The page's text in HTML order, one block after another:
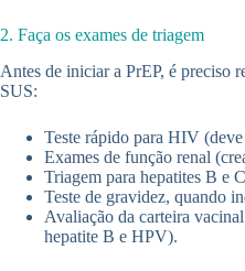
2. Faça os exames de triagem
Antes de iniciar a PrEP, é preciso
SUS:
Teste rápido para HIV
Exames de função renal
Triagem para hepatites B e
Teste de gravidez, quando
Avaliação da carteira
hepatite B e HPV).